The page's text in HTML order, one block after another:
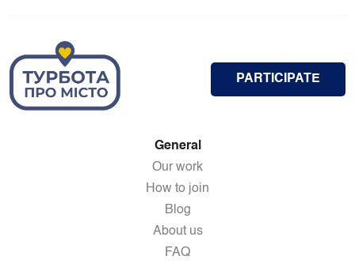
PARTICIPATE
General
Our work
How to join
Blog
About us
FAQ